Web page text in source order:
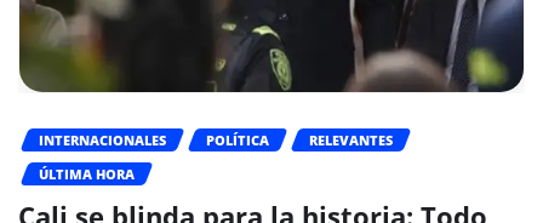
INTERNACIONALES POLÍTICA
RELEVANTES
ÚLTIMA HORA
Cali se blinda para la historia: Todo